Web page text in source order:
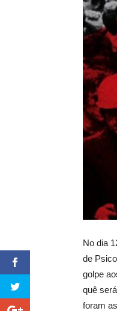
No dia
de
golpe
quê
foram